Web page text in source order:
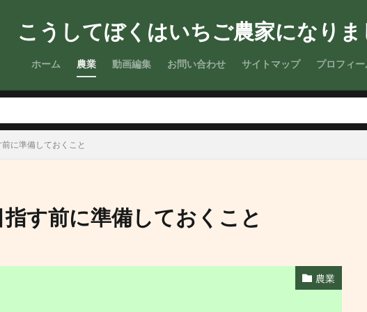
こうしてぼくはいちご農家になり
ホーム 農業 動画編集 お問い合わせ サイトマップ プロフィー
に準備しておくこと
す前に準備しておくこと
農業
検索